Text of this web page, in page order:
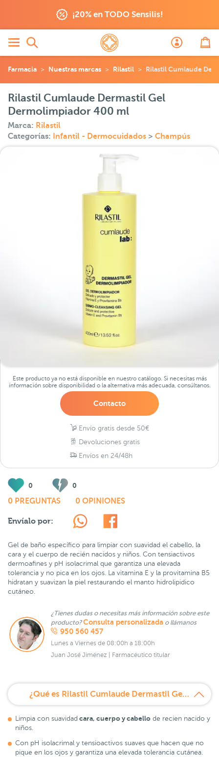
¡20% en TODO Sensilis!
Farmacia Nuestras marcas Rilastil Rilastil Cumlaude
Rilastil Cumlaude Dermastil Gel
Dermolimpiador 400 ml
Marca: Rilastil
Categorías:
Infantil - Dermocuidados > Champús
Este producto ya no está disponible en nuestro catálogo. Si necesitas más
información sobre disponibilidad o la alternativa más adecuada, consúltanos.
Contacto
Envío gratis desde 50€
Devoluciones gratis
Envíos en 24/48h
0 0
0 PREGUNTAS 0 OPINIONES
Envíalo por:
Gel de baño específico para limpiar con suavidad el cabello, la
cara y el cuerpo de recién nacidos y niños. Con tensiactivos
dermoafines y pH isolacrimal que garantiza una elevada
tolerancia y no pica en los ojos. La vitamina E y la provitamina B5
hidratan y suavizan la piel restaurando el manto hidrolipidico
cutáneo.
¿Tienes dudas o necesitas más información sobre este
producto?Consulta personalizada o llámanos
950 560 457
Lunes a Viernes de 08:00h a 18:00h
Juan José Jiménez | Farmacéutico titular
¿Qué es Rilastil Cumlaude Dermastil Gel Dermolimpiador 400 ml?
Limpia con suavidad cara, cuerpo y cabello de recien nacido y
niños.
Con pH isolacrimal y tensioactivos suaves que hacen que no
pique en los ojos y garantiza una elevada tolerancia cutánea.